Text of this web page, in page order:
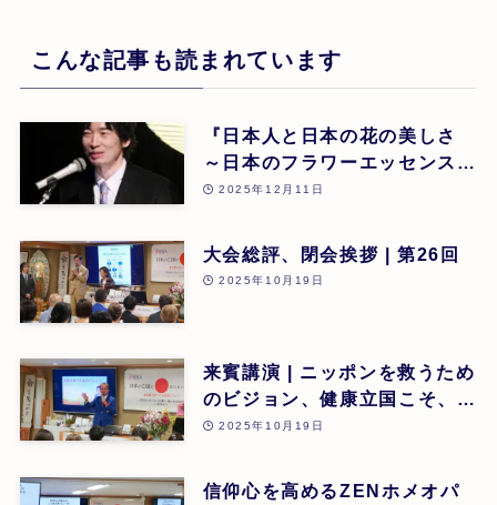
こんな記事も読まれています
『日本人と日本の花の美しさ
～日本のフラワーエッセンスに
よる癒し』 東 昭史
2025年12月11日
大会総評、閉会挨拶 | 第26回
2025年10月19日
来賓講演 | ニッポンを救うため
のビジョン、健康立国こそ、日
本再生の道 | 吉野敏明(医療法
ック 院長) | 第26回
2025年10月19日
信仰心を高めるZENホメオパ